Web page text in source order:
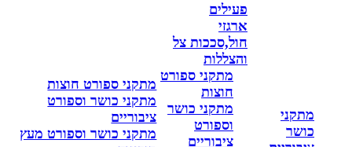
פעילים
ארגזי
חול,סככות צל
והצללות
מתקני
כושר
מתקני ספורט
חוצות
מתקני כושר
וספורט
ציבוריים
מתקני ספורט חוצות
מתקני כושר וספורט
ציבוריים
מתקני כושר וספורט מעץ